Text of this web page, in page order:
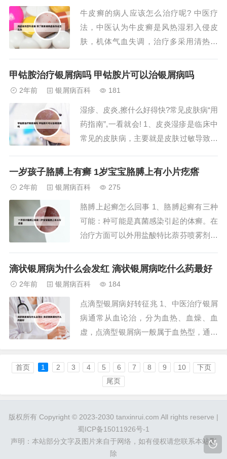
型银屑病可使用外用药物进行抗炎治疗。
例如，使用糖...
牛皮癣的病人应该怎么治疗呢? 中医疗
法，中医认为牛皮癣是风热湿邪入侵皮
肤，机体气血失调，治疗多采用清热解
合应用中药湿敷、针灸、火疗等。西医治
及维A酸胶囊等，合并感染时用抗生素，
也可以外涂药膏。...
甲钴胺治疗银屑病吗 甲钴胺片可以治银屑病吗
2年前 银屑病百科 181
湿疹、皮炎,擦什么好得快?常见皮肤病“用
药指南”,一看就会! 1、皮炎湿疹是临床中
常见的皮肤病，主要就是皮肤过敏导致，
下：可以让患者口服脱敏药，像氯雷他
湿疹的常用治疗药物。这类药膏具有抗
炎、抗过...
一岁孩子胳膊上有癣 1岁宝宝胳膊上有小片疙瘩
2年前 银屑病百科 275
胳膊上起癣怎么回事 1、胳膊起癣有三种
可能：种可能是真菌感染引起的体癣。在
治疗方面可以外用盐酸特比萘芬喷雾剂，
乳膏，或者克霉唑软膏。2、胳膊上出现
肤干燥导致的乏脂性湿疹，如果鳞屑为银
白色容易剥...
滴状银屑病为什么会发红 滴状银屑病吃什么药最好
2年前 银屑病百科 184
点滴型银屑病好转征兆 1、中医治疗银屑
病通常从血论治，分为血热、血燥、血
虚，点滴型银屑病一般属于血热型，通过
色变淡，由鲜红色变为淡红色，表面可覆
银白色鳞屑，鳞屑脱去后出现色素减退
斑。2、点滴型银屑病是银屑病中最轻的
关，如感冒、链球...
首页 1 2 3 4 5 6 7 8 9 10
下页
尾页
版权所有 Copyright © 2023-2030 tanxinrui.com All rights reserve |
蜀ICP备15011926号-1
声明：本站部分文字及图片来自于网络，如有侵权请您联系本站删
除